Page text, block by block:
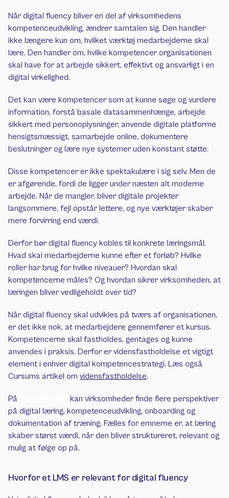
Når digital fluency bliver en del af virksomhedens
kompetenceudvikling, ændrer samtalen sig. Den handler
ikke længere kun om, hvilket værktøj medarbejderne skal
lære. Den handler om, hvilke kompetencer organisationen
skal have for at arbejde sikkert, effektivt og ansvarligt i en
digital virkelighed.
Det kan være kompetencer som at kunne søge og vurdere
information, forstå basale datasammenhænge, arbejde
sikkert med personoplysninger, anvende digitale platforme
hensigtsmæssigt, samarbejde online, dokumentere
beslutninger og lære nye systemer uden konstant støtte.
Disse kompetencer er ikke spektakulære i sig selv. Men de
er afgørende, fordi de ligger under næsten alt moderne
arbejde. Når de mangler, bliver digitale projekter
langsommere, fejl opstår lettere, og nye værktøjer skaber
mere forvirring end værdi.
Derfor bør digital fluency kobles til konkrete læringsmål.
Hvad skal medarbejderne kunne efter et forløb? Hvilke
roller har brug for hvilke niveauer? Hvordan skal
kompetencerne måles? Og hvordan sikrer virksomheden, at
læringen bliver vedligeholdt over tid?
Når digital fluency skal udvikles på tværs af organisationen,
er det ikke nok, at medarbejdere gennemfører et kursus.
Kompetencerne skal fastholdes, gentages og kunne
anvendes i praksis. Derfor er vidensfastholdelse et vigtigt
element i enhver digital kompetencestrategi. Læs også
Cursums artikel om vidensfastholdelse.
På
kan virksomheder finde flere perspektiver
på digital læring, kompetenceudvikling, onboarding og
dokumentation af træning. Fælles for emnerne er, at læring
skaber størst værdi, når den bliver struktureret, relevant og
mulig at følge op på.
Hvorfor et LMS er relevant for digital fluency